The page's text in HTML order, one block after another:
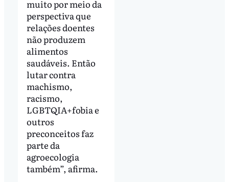
muito por meio da
perspectiva que
relações doentes
não produzem
alimentos
saudáveis. Então
lutar contra
machismo,
racismo,
LGBTQIA+fobia e
outros
preconceitos faz
parte da
agroecologia
também”, afirma.